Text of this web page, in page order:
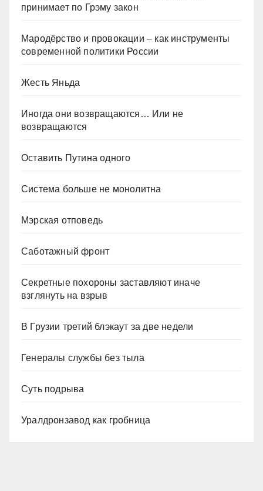
принимает по Грэму закон
Мародёрство и провокации – как инструменты
современной политики России
Жесть Яньда
Иногда они возвращаются… Или не
возвращаются
Оставить Путина одного
Система больше не монолитна
Мэрская отповедь
Саботажный фронт
Секретные похороны заставляют иначе
взглянуть на взрыв
В Грузии третий блэкаут за две недели
Генералы службы без тыла
Суть подрыва
Уралдронзавод как гробница